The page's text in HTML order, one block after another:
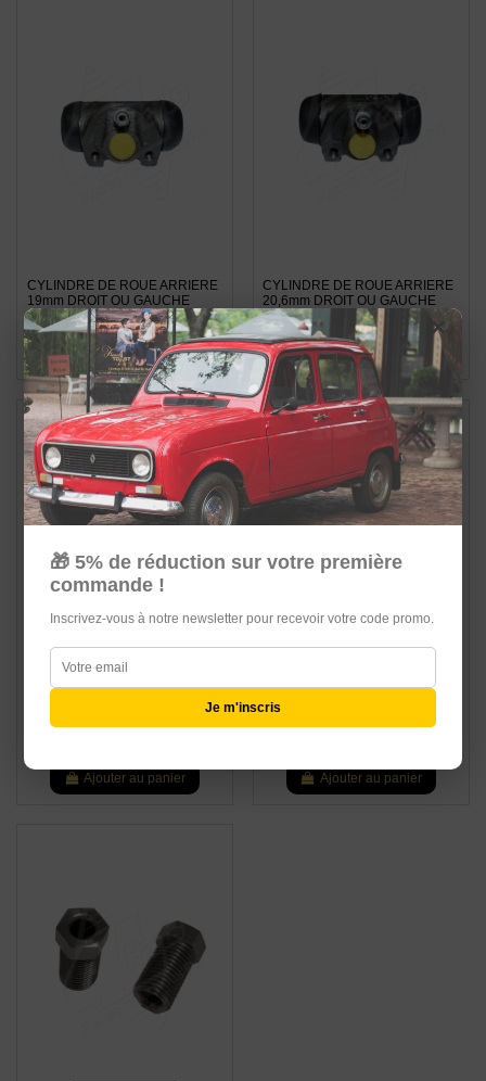
CYLINDRE DE ROUE ARRIERE
19mm DROIT OU GAUCHE
15,99 €
Ajouter au panier
CYLINDRE DE ROUE ARRIERE
20,6mm DROIT OU GAUCHE
15,99 €
Ajouter au panier
CYLINDRE DE ROUE ARRIERE
GAUCHE
Ajouter au panier
CYLINDRE DE ROUE ARRIERE
22,22mm LUCAS GIRLING
DROIT OU GAUCHE
Ajouter au panier
×
🎁 5% de réduction sur votre première
commande !
Inscrivez-vous à notre newsletter pour recevoir votre code promo.
Je m'inscris